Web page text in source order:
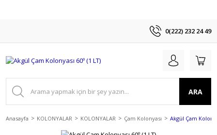
0(222) 232 24 49
ARA
Anasayfa KOLONYALAR KOLONYALAR Çam Kolonyası Akgül Çam